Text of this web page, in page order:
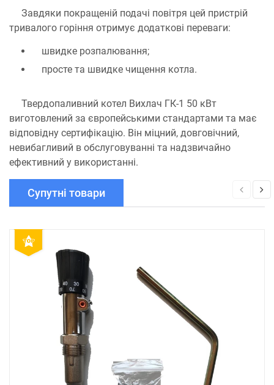
Завдяки покращеній подачі повітря цей пристрій
тривалого горіння отримує додаткові переваги:
швидке розпалювання;
просте та швидке чищення котла.
Твердопаливний котел Вихлач ГК-1 50 кВт
виготовлений за європейськими стандартами та має
відповідну сертифікацію. Він міцний, довговічний,
невибагливий в обслуговуванні та надзвичайно
ефективний у використанні.
Супутні товари